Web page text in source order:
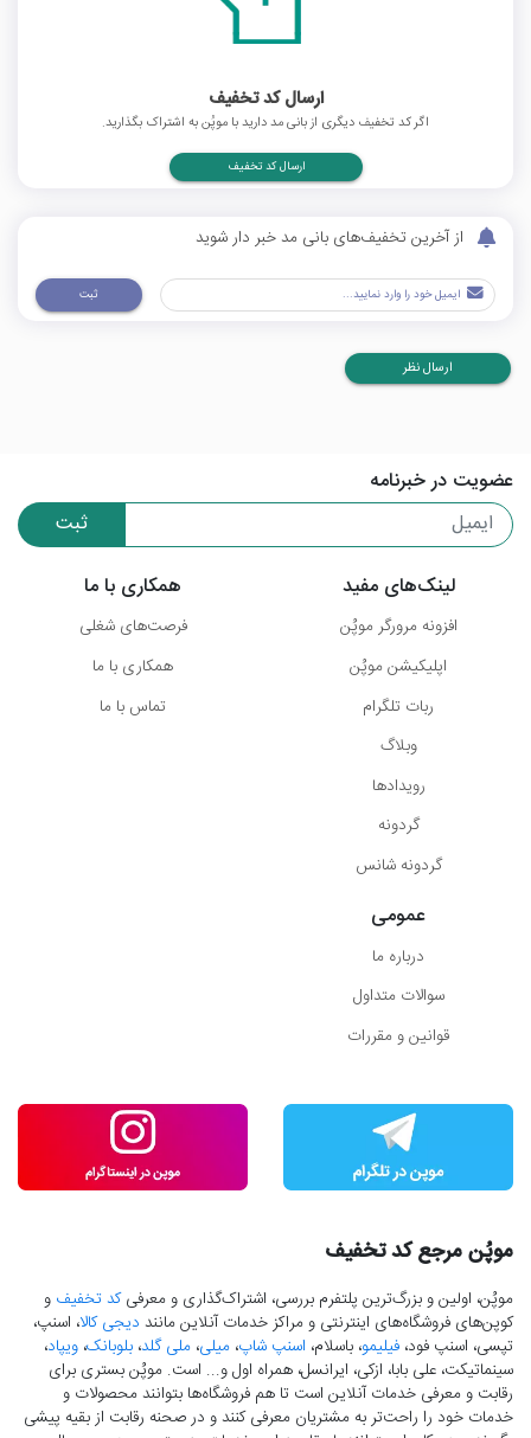
ارسال کد تخفیف
اگر کد تخفیف دیگری از بانی مد دارید با موپُن به اشتراک بگذارید.
ارسال کد تخفیف
از آخرین تخفیف‌های بانی مد خبر دار شوید
ثبت
ارسال نظر
عضویت در خبرنامه
ثبت
لینک‌های مفید
افزونه مرورگر موپُن
اپلیکیشن موپُن
ربات تلگرام
وبلاگ
رویدادها
گردونه
گردونه شانس
همکاری با ما
فرصت‌های شغلی
همکاری با ما
تماس با ما
عمومی
درباره ما
سوالات متداول
قوانین و مقررات
موپُن مرجع کد تخفیف
موپُن، اولین و بزرگ‌ترین پلتفرم بررسی، اشتراک‌گذاری و معرفیکد تخفیف و
کوپن‌های فروشگاه‌های اینترنتی و مراکز خدمات آنلاین مانند دیجی کالا، اسنپ،
تپسی، اسنپ فود، فیلیمو، باسلام، اسنپ شاپ، میلی، ملی گلد، بلوبانک، ویپاد،
سینماتیکت، علی بابا، ازکی، ایرانسل، همراه اول و... است. موپُن بستری برای
رقابت و معرفی خدمات آنلاین است تا هم فروشگاه‌ها بتوانند محصولات و
خدمات خود را راحت‌تر به مشتریان معرفی کنند و در صحنه رقابت از بقیه پیشی